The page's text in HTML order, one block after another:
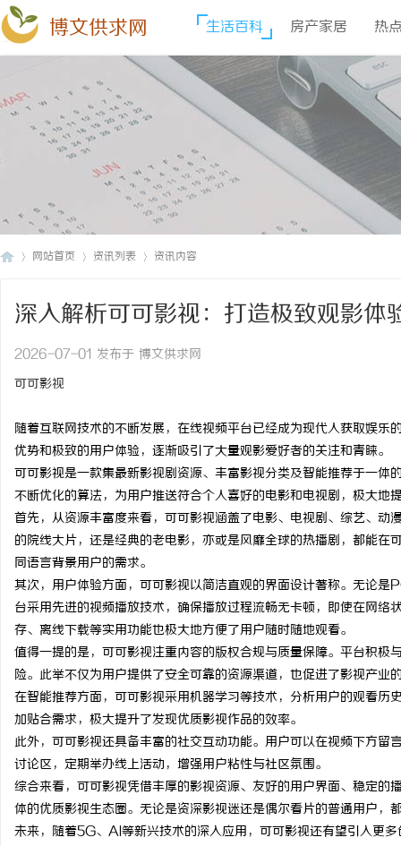
博文供求网 生活百科 房产家居 热
网站首页 资讯列表 资讯内容
深入解析可可影视：打造极致观影体
2026-07-01 发布于 博文供求网
可可影视
随着互联网技术的不断发展，在线视频平台已经成为现代人获取娱
优势和极致的用户体验，逐渐吸引了大量观影爱好者的关注和青睐。
可可影视是一款集最新影视剧资源、丰富影视分类及智能推荐于一
不断优化的算法，为用户推送符合个人喜好的电影和电视剧，极大地
首先，从资源丰富度来看，可可影视涵盖了电影、电视剧、综艺、
的院线大片，还是经典的老电影，亦或是风靡全球的热播剧，都能
同语言背景用户的需求。
其次，用户体验方面，可可影视以简洁直观的界面设计著称。无论
台采用先进的视频播放技术，确保播放过程流畅无卡顿，即使在网
存、离线下载等实用功能也极大地方便了用户随时随地观看。
值得一提的是，可可影视注重内容的版权合规与质量保障。平台积
险。此举不仅为用户提供了安全可靠的资源渠道，也促进了影视产业
在智能推荐方面，可可影视采用机器学习等技术，分析用户的观看
加贴合需求，极大提升了发现优质影视作品的效率。
此外，可可影视还具备丰富的社交互动功能。用户可以在视频下方
讨论区，定期举办线上活动，增强用户粘性与社区氛围。
综合来看，可可影视凭借丰厚的影视资源、友好的用户界面、稳定
体的优质影视生态圈。无论是资深影视迷还是偶尔看片的普通用户，
未来，随着5G、AI等新兴技术的深入应用，可可影视还有望引入更
武汉配眼镜 上海配眼镜